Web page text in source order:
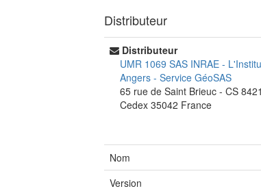
Distributeur
Distributeur
UMR 1069 SAS INRAE -
Angers - Service GéoSAS
65 rue de Saint Brieuc - CS
Cedex 35042 France
Nom
Version